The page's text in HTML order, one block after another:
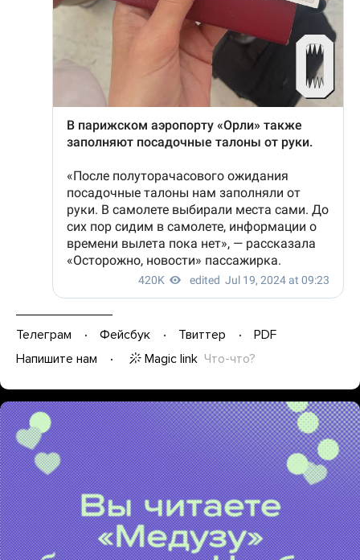
Телеграм Фейсбук Твиттер
PDF
Напишите нам
Magic link Что-что?